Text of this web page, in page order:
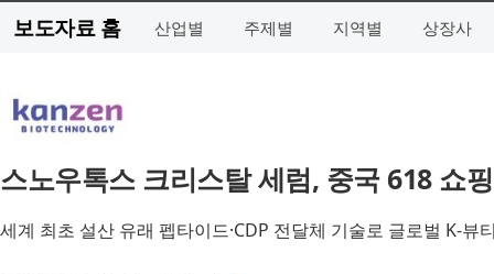
보도자료 홈 산업별 주제별 지역별 상장사
스노우톡스 크리스탈 세럼, 중국 618 쇼
세계 최초 설산 유래 펩타이드·CDP 전달체 기술로 글로벌 K-뷰